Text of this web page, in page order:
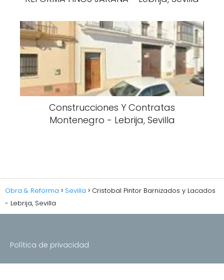
Construcciones Y Contratas
Montenegro - Lebrija, Sevilla
Obra & Reforma Sevilla
Cristobal Pintor Barnizados y Lacados
- Lebrija, Sevilla
Política de privacidad